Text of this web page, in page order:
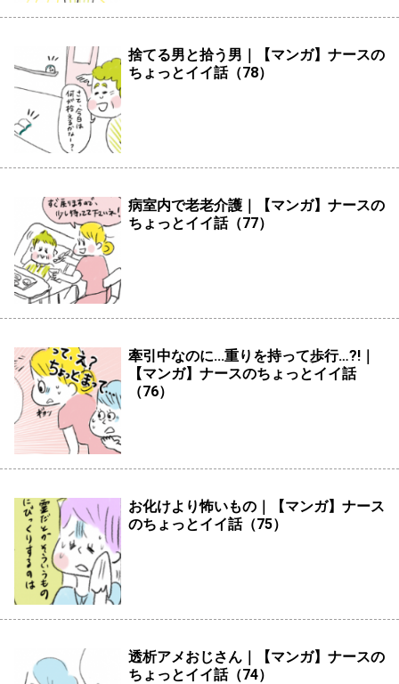
捨てる男と拾う男｜【マンガ】ナースの
ちょっとイイ話（78）
病室内で老老介護｜【マンガ】ナースの
ちょっとイイ話（77）
牽引中なのに...重りを持って歩行…?!｜
【マンガ】ナースのちょっとイイ話
（76）
お化けより怖いもの｜【マンガ】ナース
のちょっとイイ話（75）
透析アメおじさん｜【マンガ】ナースの
ちょっとイイ話（74）